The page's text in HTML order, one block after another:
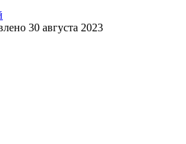
30 августа 2023